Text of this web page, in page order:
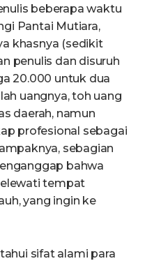
beberapa waktu
Pantai Mutiara,
khasnya (sedikit
penulis dan disuruh
20.000 untuk dua
uangnya, toh uang
daerah, namun
profesional sebagai
sebagian
bahwa
tempat
yang ingin ke
sifat alami para